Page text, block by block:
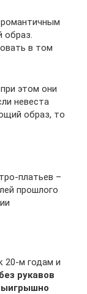
образ.
в том
этом они
невеста
образ, то
платьев –
прошлого
20-м годам и
рукавов